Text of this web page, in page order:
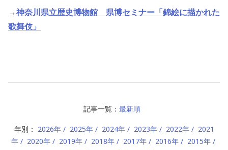
→神奈川県立歴史博物館 県博セミナー「錦絵に描かれた
歌舞伎」
記事一覧： 最新順
年別： 2026年 2025年 2024年 2023年 2022年
2021
年
2020年 2019年 2018年 2017年 2016年
2015年